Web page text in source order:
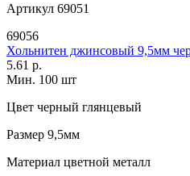
Артикул 69051
69056
Хольнитен джинсовый 9,5мм
5.61 р.
Мин. 100 шт
Цвет черный глянцевый
Размер 9,5мм
Материал цветной металл